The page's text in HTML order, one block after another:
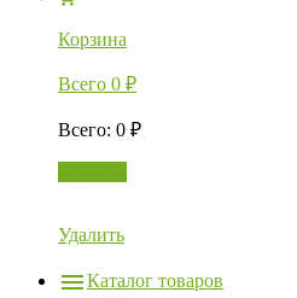
Корзина
Всего 0 ₽
Всего: 0 ₽
Удалить
Каталог товаров